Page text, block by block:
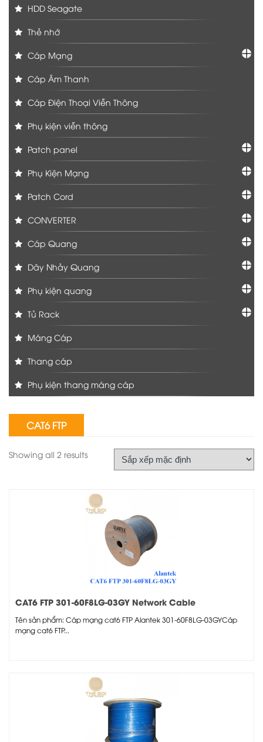
HDD Seagate
Thẻ nhớ
Cáp Mạng
Cáp Âm Thanh
Cáp Điện Thoại Viễn Thông
Phụ kiện viễn thông
Patch panel
Phụ Kiện Mạng
Patch Cord
CONVERTER
Cáp Quang
Dây Nhảy Quang
Phụ kiện quang
Tủ Rack
Máng Cáp
Thang cáp
Phụ kiện thang máng cáp
CAT6 FTP
Showing all 2 results
CAT6 FTP 301-60F8LG-03GY Network Cable
Tên sản phẩm: Cáp mạng cat6 FTP Alantek 301-60F8LG-03GYCáp
mạng cat6 FTP...